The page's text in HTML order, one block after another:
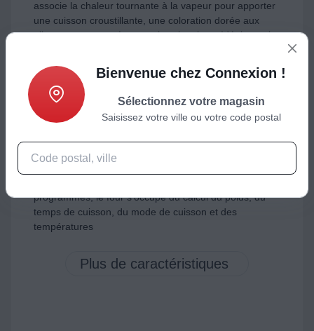
associe la chaleur tournante à la vapeur pour apporter
une cuisson croustillante, une coloration dorée aux
aliments tout en préservant les vitamines. Idéal pour la
vapeur est aussi très pratique pour rechauffer les
restes.
Nombre de programmes de cuisson :
Fonctions spéciales pour répondre à toutes vos
envies :
préchauffage rapide, basse température,
pizza
Nombre de recettes programmées :
programmes, le four s'occupe du calcul du poids, du
temps de cuisson, du mode de cuisson et des
températures
Bienvenue chez Connexion !
Sélectionnez votre magasin
Saisissez votre ville ou votre code postal